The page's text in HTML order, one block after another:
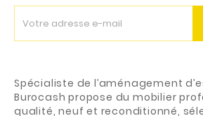
Spécialiste de l’aménagement
Burocash propose du mobilier
qualité, neuf et reconditionné,